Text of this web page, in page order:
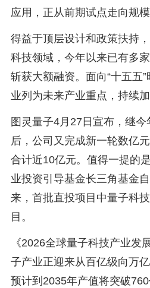
应用，正从前期试点走向规模
得益于顶层设计和政策扶持
科技领域，今年以来已有多
斩获大额融资。面向“十五五
业列为未来产业重点，持续加
图灵量子4月27日宣布，继
后，公司又完成新一轮数亿
合计近10亿元。值得一提的
业投资引导基金长三角基金
来，首批直投项目中量子科
目。
《2026全球量子科技产业发
子产业正迎来从百亿级向万
预计到2035年产值将突破